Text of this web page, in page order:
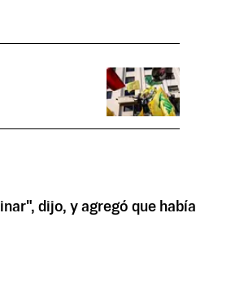
dijo, y agregó que había